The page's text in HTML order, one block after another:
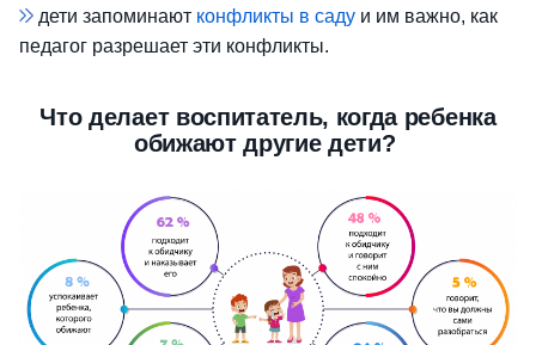
дети запоминают конфликты в саду и им важно, как
педагог разрешает эти конфликты.
Что делает воспитатель, когда ребенка
обижают другие дети?